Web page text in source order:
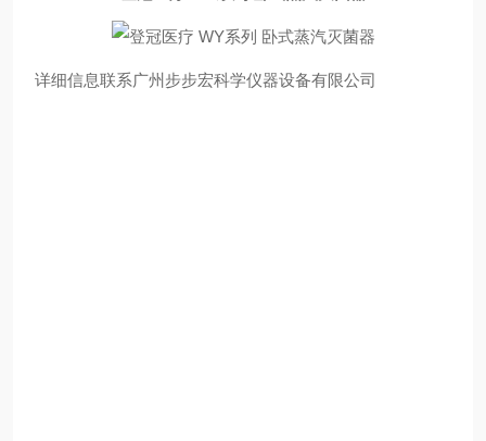
详细信息联系广州步步宏科学仪器设备有限公司